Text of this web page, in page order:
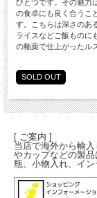
ひとつです。その魅力
の食卓にも良く合うこ
す。こちらは深さのあ
ライスなどご飯ものに
の釉薬で仕上がったル
SOLD OUT
[ ご案内 ]
当店で海外から輸
やカップなどの製
瓶、小物入れ、イン